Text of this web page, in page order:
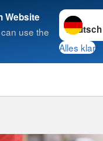
Website
use the
Sprache
Alles klar
Suche